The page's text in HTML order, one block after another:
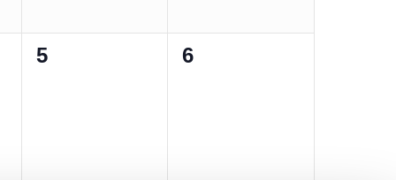
0
5
0
6